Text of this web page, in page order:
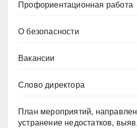
Профориентационная работа
О безопасности
Вакансии
Слово директора
План мероприятий,
устранение недостатков,